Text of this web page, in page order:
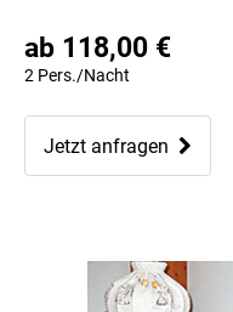
ab 118,00 €
2 Pers./Nacht
Jetzt anfragen